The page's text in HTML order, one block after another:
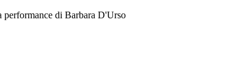
performance di Barbara D'Urso